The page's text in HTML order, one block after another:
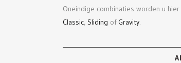
Oneindige combinaties worden u
Classic, Sliding of Gravity.